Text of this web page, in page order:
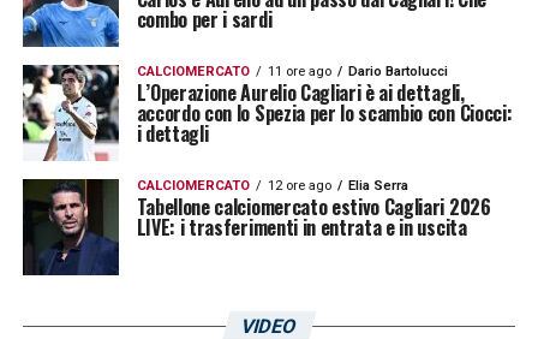
campionato di Serie A e offre l’opportunità di
affinare la condizione fisica e tattica in un
contesto stimolante.
LA PLAYLIST DELLE NOSTRE TOP NEWS
combo per i sardi
CALCIOMERCATO 11 ore ago Dario Bartolucci
L’Operazione Aurelio Cagliari è ai dettagli,
accordo con lo Spezia per lo scambio con Ciocci:
i dettagli
CALCIOMERCATO 12 ore ago Elia Serra
Tabellone calciomercato estivo Cagliari 2026
LIVE: i trasferimenti in entrata e in uscita
VIDEO